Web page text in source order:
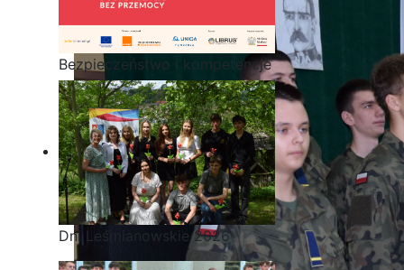
Bezpieczeństwo i kompetencje
uczniów - nasz priorytet
Dni Leśmianowskie 2026